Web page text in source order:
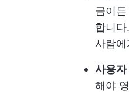
금이
합니
사람
사용자
해야